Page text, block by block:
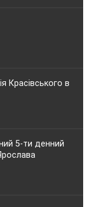
Красівського в
5-ти денний